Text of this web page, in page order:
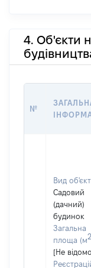
4. Об'єкти
№
Вид
Садовий
(дачний)
будинок
Загальна
площа (м2
[Не